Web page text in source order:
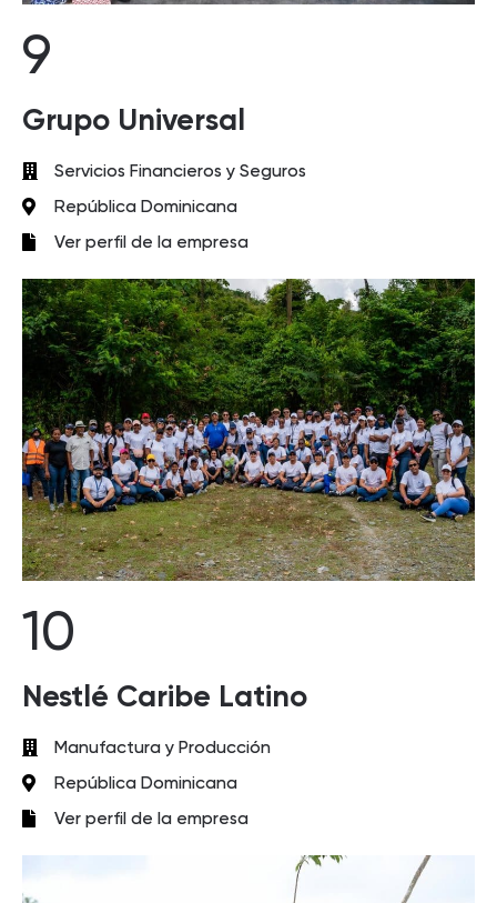
9
Grupo Universal
Servicios Financieros y Seguros
República Dominicana
Ver perfil de la empresa
10
Nestlé Caribe Latino
Manufactura y Producción
República Dominicana
Ver perfil de la empresa